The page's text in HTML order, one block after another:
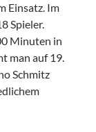
Einsatz. Im
Spieler.
Minuten in
man auf 19.
Schmitz